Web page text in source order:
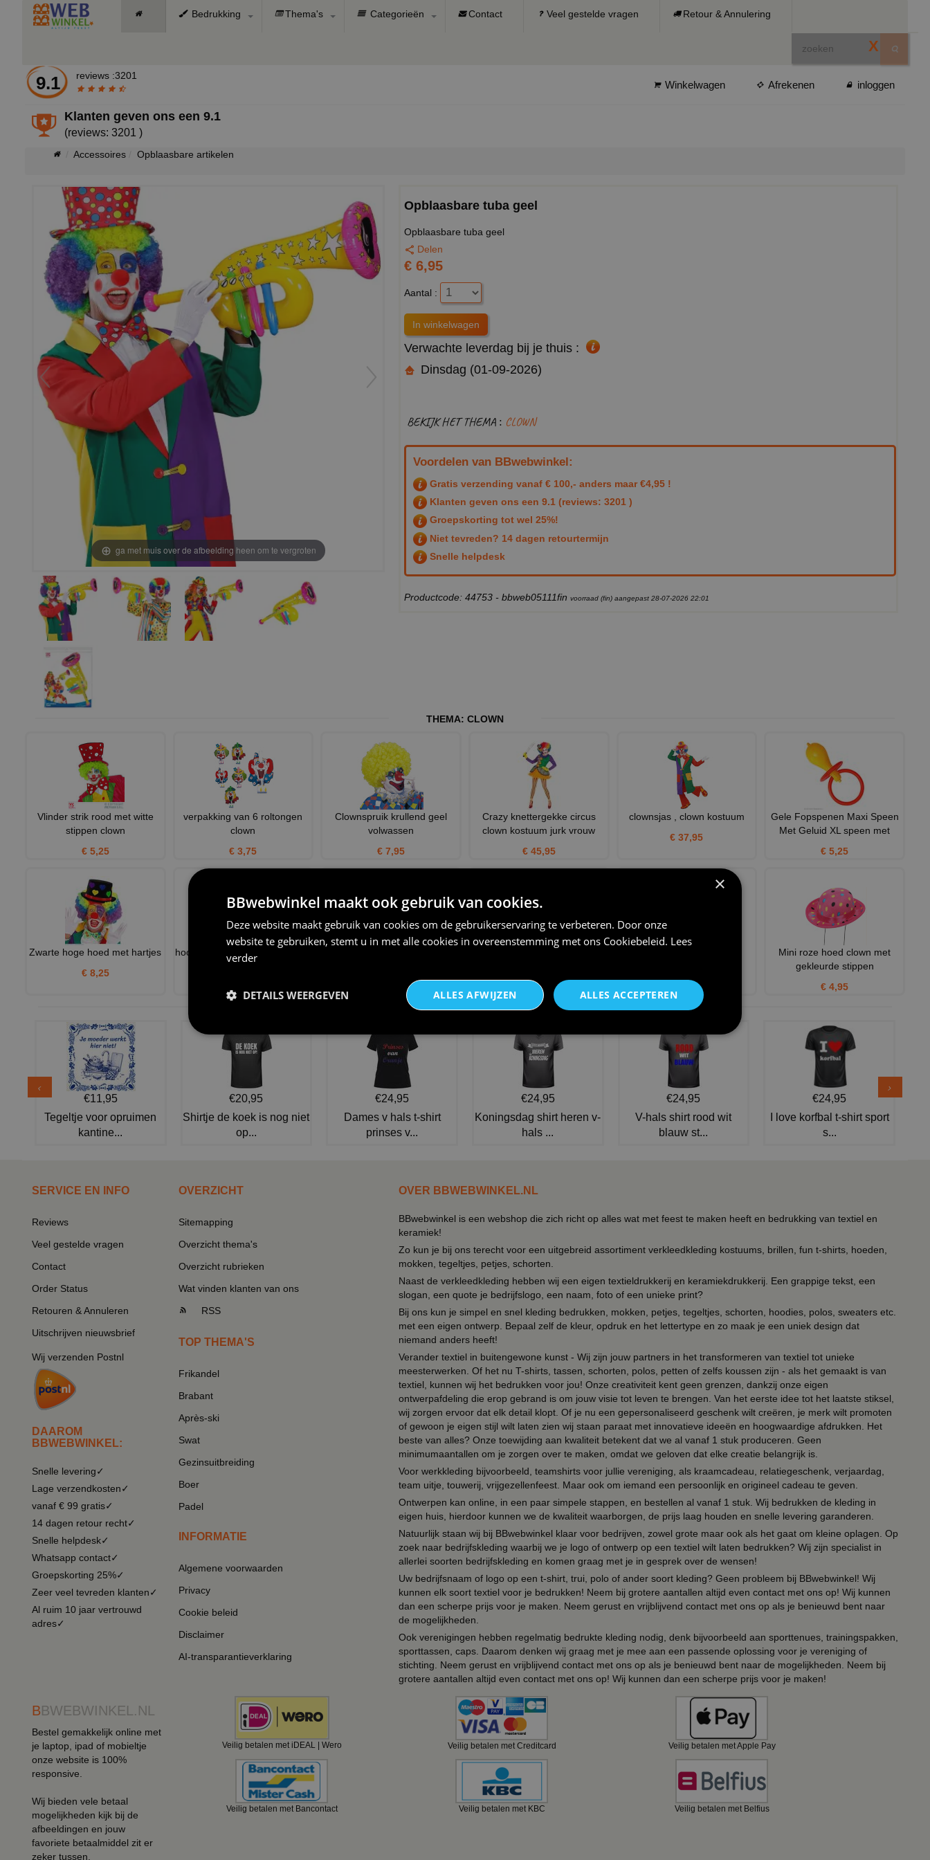
Bedrukking Thema's Categorieën Contact Veel gestelde vragen Retour & Annulering
X
9.1 reviews :3201
Winkelwagen Afrekenen inloggen
Klanten geven ons een9.1
(reviews: 3201 )
Accessoires Opblaasbare artikelen
ga met muis over de afbeelding heen om te vergroten
Opblaasbare tuba geel
Opblaasbare tuba geel
Delen
€ 6,95
Aantal :
Verwachte leverdag bij je thuis :
Dinsdag (01-09-2026)
BEKIJK HET THEMA : CLOWN
Voordelen van BBwebwinkel:
Gratis verzending vanaf € 100,- anders maar €4,95 !
Klanten geven ons een 9.1 (reviews: 3201 )
Groepskorting tot wel 25%!
Niet tevreden? 14 dagen retourtermijn
Snelle helpdesk
Productcode: 44753 - bbweb05111fin voorraad (fin) aangepast 28-07-2026 22:01
THEMA: CLOWN
Vlinder strik rood met witte
stippen clown
€ 5,25
verpakking van 6 roltongen
clown
€ 3,75
Clownspruik krullend geel
volwassen
€ 7,95
Crazy knettergekke circus
clown kostuum jurk vrouw
€ 45,95
clownsjas , clown kostuum
€ 37,95
Gele Fopspenen Maxi Speen
Met Geluid XL speen met
€ 5,25
Zwarte hoge hoed met hartjes
€ 8,25
hoofdstuk clown met rood haar
€ 16,95
Mini roze hoed clown met
gekleurde stippen
€ 4,95
NIEUW IN DE COLLECTIE
€11,95
Tegeltje voor opruimen
kantine...
€20,95
Shirtje de koek is nog niet
op...
€24,95
Dames v hals t-shirt
prinses v...
€24,95
Koningsdag shirt heren v-
hals ...
€24,95
V-hals shirt rood wit
blauw st...
€24,95
I love korfbal t-shirt sport
s...
SERVICE EN INFO
Reviews
Veel gestelde vragen
Contact
Order Status
Retouren & Annuleren
Uitschrijven nieuwsbrief
Wij verzenden Postnl
DAAROM
BBWEBWINKEL:
Snelle levering✓
Lage verzendkosten✓
vanaf € 99 gratis✓
14 dagen retour recht✓
Snelle helpdesk✓
Whatsapp contact✓
Groepskorting 25%✓
Zeer veel tevreden klanten✓
Al ruim 10 jaar vertrouwd
adres✓
OVERZICHT
Sitemapping
Overzicht thema's
Overzicht rubrieken
Wat vinden klanten van ons
RSS
TOP THEMA'S
Frikandel
Brabant
Après-ski
Swat
Gezinsuitbreiding
Boer
Padel
INFORMATIE
Algemene voorwaarden
Privacy
Cookie beleid
Disclaimer
AI-transparantieverklaring
OVER BBWEBWINKEL.NL
BBwebwinkel is een webshop die zich richt op alles wat met feest te maken heeft en bedrukking van textiel en
keramiek!
Zo kun je bij ons terecht voor een uitgebreid assortiment verkleedkleding kostuums, brillen, fun t-shirts, hoeden,
mokken, tegeltjes, petjes, schorten.
Naast de verkleedkleding hebben wij een eigen textieldrukkerij en keramiekdrukkerij. Een grappige tekst, een
slogan, een quote je bedrijfslogo, een naam, foto of een unieke print?
Bij ons kun je simpel en snel kleding bedrukken, mokken, petjes, tegeltjes, schorten, hoodies, polos, sweaters etc.
met een eigen ontwerp. Bepaal zelf de kleur, opdruk en het lettertype en zo maak je een uniek design dat
niemand anders heeft!
Verander textiel in buitengewone kunst - Wij zijn jouw partners in het transformeren van textiel tot unieke
meesterwerken. Of het nu T-shirts, tassen, schorten, polos, petten of zelfs koussen zijn - als het gemaakt is van
textiel, kunnen wij het bedrukken voor jou! Onze creativiteit kent geen grenzen, dankzij onze eigen
ontwerpafdeling die erop gebrand is om jouw visie tot leven te brengen. Van het eerste idee tot het laatste stiksel,
wij zorgen ervoor dat elk detail klopt. Of je nu een gepersonaliseerd geschenk wilt creëren, je merk wilt promoten
of gewoon je eigen stijl wilt laten zien wij staan paraat met innovatieve ideeën en hoogwaardige afdrukken. Het
beste van alles? Onze toewijding aan kwaliteit betekent dat we al vanaf 1 stuk produceren. Geen
minimumaantallen om je zorgen over te maken, omdat we geloven dat elke creatie belangrijk is.
Voor werkkleding bijvoorbeeld, teamshirts voor jullie vereniging, als kraamcadeau, relatiegeschenk, verjaardag,
team uitje, touwerij, vrijgezellenfeest. Maar ook om iemand een persoonlijk en origineel cadeau te geven.
Ontwerpen kan online, in een paar simpele stappen, en bestellen al vanaf 1 stuk. Wij bedrukken de kleding in
eigen huis, hierdoor kunnen we de kwaliteit waarborgen, de prijs laag houden en snelle levering garanderen.
Natuurlijk staan wij bij BBwebwinkel klaar voor bedrijven, zowel grote maar ook als het gaat om kleine oplagen. Op
zoek naar bedrijfskleding waarbij we je logo of ontwerp op een textiel wilt laten bedrukken? Wij zijn specialist in
allerlei soorten bedrijfskleding en komen graag met je in gesprek over de wensen!
Uw bedrijfsnaam of logo op een t-shirt, trui, polo of ander soort kleding? Geen probleem bij BBwebwinkel! Wij
kunnen elk soort textiel voor je bedrukken! Neem bij grotere aantallen altijd even contact met ons op! Wij kunnen
dan een scherpe prijs voor je maken. Neem gerust en vrijblijvend contact met ons op als je benieuwd bent naar
de mogelijkheden.
Ook verenigingen hebben regelmatig bedrukte kleding nodig, denk bijvoorbeeld aan sporttenues, trainingspakken,
sporttassen, caps. Daarom denken wij graag met je mee aan een passende oplossing voor je vereniging of
stichting. Neem gerust en vrijblijvend contact met ons op als je benieuwd bent naar de mogelijkheden. Neem bij
grotere aantallen altijd even contact met ons op! Wij kunnen dan een scherpe prijs voor je maken!
BBWEBWINKEL.NL
Bestel gemakkelijk online met
je laptop, ipad of mobieltje
onze website is 100%
responsive.
Wij bieden vele betaal
mogelijkheden kijk bij de
afbeeldingen en jouw
favoriete betaalmiddel zit er
zeker tussen.
Veilig betalen met iDEAL | Wero Veilig betalen met Creditcard Veilig betalen met Apple Pay
Veilig betalen met Bancontact Veilig betalen met KBC Veilig betalen met Belfius
×
BBwebwinkel maakt ook gebruik van cookies.
Deze website maakt gebruik van cookies om de gebruikerservaring te verbeteren. Door onze
website te gebruiken, stemt u in met alle cookies in overeenstemming met ons Cookiebeleid. Lees
verder
ALLES ACCEPTEREN
ALLES AFWIJZEN
DETAILS WEERGEVEN